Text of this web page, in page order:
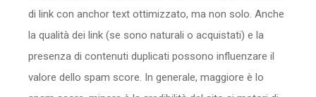
di link con anchor text ottimizzato, ma non solo. Anche
la qualità dei link (se sono naturali o acquistati) e la
presenza di contenuti duplicati possono influenzare il
valore dello spam score. In generale, maggiore è lo